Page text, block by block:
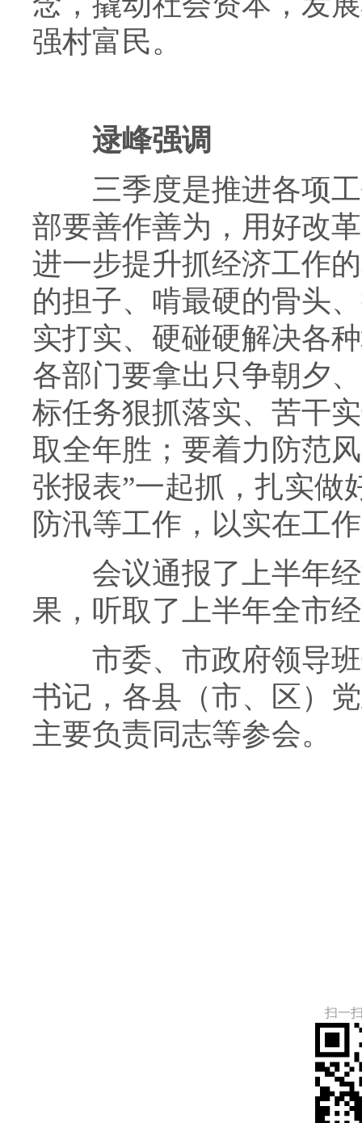
强村富民。
逯峰强调
三季度是推进各项工
部要善作善为，用好改
进一步提升抓经济工作
的担子、啃最硬的骨头
实打实、硬碰硬解决各
各部门要拿出只争朝夕
标任务狠抓落实、苦干
取全年胜；要着力防范
张报表”一起抓，扎实做
防汛等工作，以实在工
会议通报了上半年经
果，听取了上半年全市
市委、市政府领导班
书记，各县（市、区）
主要负责同志等参会。
扫一